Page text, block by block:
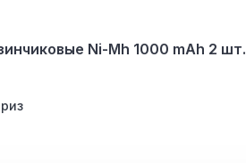
Ni-Mh 1000 mAh 2 шт.